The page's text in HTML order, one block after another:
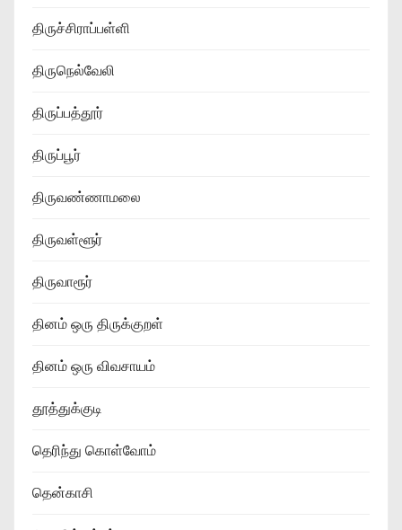
திருச்சிராப்பள்ளி
திருநெல்வேலி
திருப்பத்தூர்
திருப்பூர்
திருவண்ணாமலை
திருவள்ளூர்
திருவாரூர்
தினம் ஒரு திருக்குறள்
தினம் ஒரு விவசாயம்
தூத்துக்குடி
தெரிந்து கொள்வோம்
தென்காசி